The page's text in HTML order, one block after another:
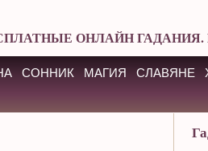
ОНЛАЙН
СОННИК МАГИЯ СЛАВЯНЕ